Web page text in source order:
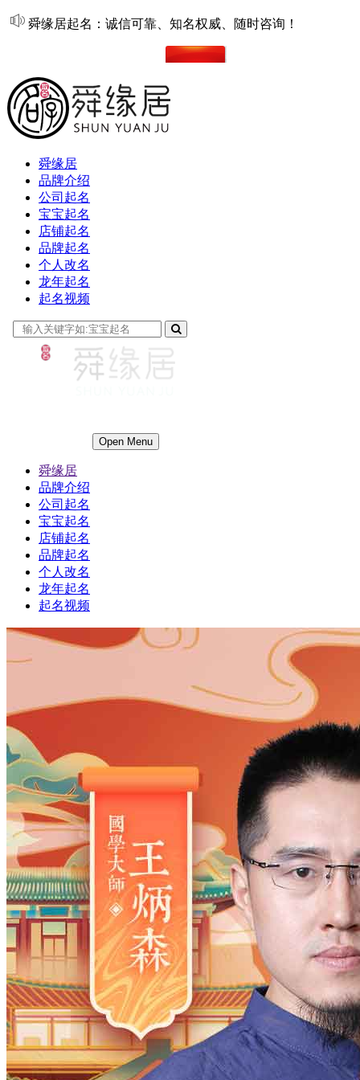
舜缘居起名：诚信可靠、知名权威、随时咨询！
舜缘居
品牌介绍
公司起名
宝宝起名
店铺起名
品牌起名
个人改名
龙年起名
起名视频
Open Menu
舜缘居
品牌介绍
公司起名
宝宝起名
店铺起名
品牌起名
个人改名
龙年起名
起名视频